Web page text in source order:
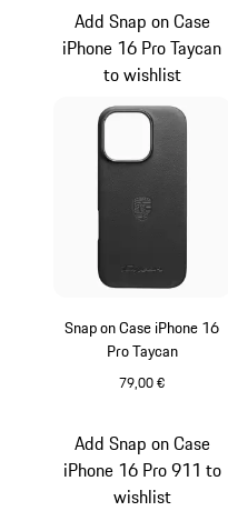
Snap on Case iPhone 16
Pro Taycan
79,00 €
Add Snap on Case
iPhone 16 Pro Taycan
to wishlist
Add Snap on Case
iPhone 16 Pro 911 to
wishlist